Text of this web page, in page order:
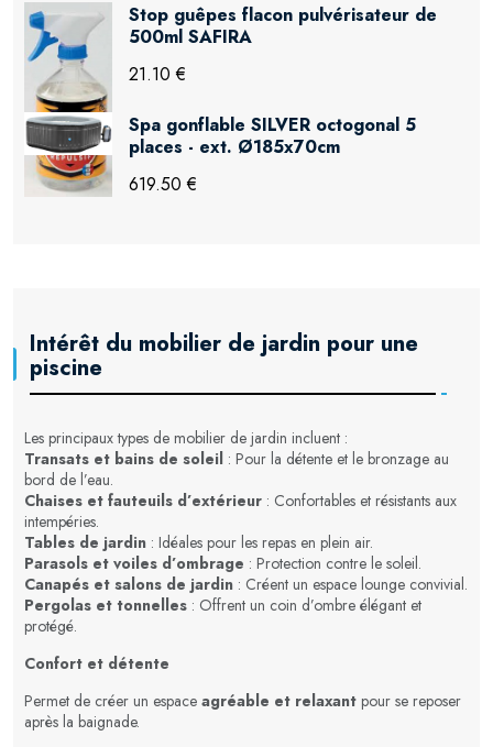
Stop guêpes flacon pulvérisateur de
500ml SAFIRA
21.10 €
Spa gonflable SILVER octogonal 5
places - ext. Ø185x70cm
619.50 €
Intérêt du mobilier de jardin pour une
piscine
Les principaux types de mobilier de jardin incluent :
Transats et bains de soleil : Pour la détente et le bronzage au
bord de l’eau.
Chaises et fauteuils d’extérieur : Confortables et résistants aux
intempéries.
Tables de jardin : Idéales pour les repas en plein air.
Parasols et voiles d’ombrage : Protection contre le soleil.
Canapés et salons de jardin : Créent un espace lounge convivial.
Pergolas et tonnelles : Offrent un coin d’ombre élégant et
protégé.
Confort et détente
Permet de créer un espace agréable et relaxant pour se reposer
après la baignade.